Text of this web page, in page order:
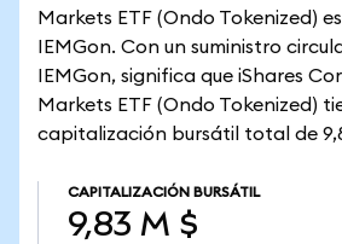
Markets ETF (Ondo Tokenized)
IEMGon. Con un suministro
IEMGon, significa que iShares
Markets ETF (Ondo Tokenized)
capitalización bursátil total de
CAPITALIZACIÓN BURSÁTIL
9,83 M $